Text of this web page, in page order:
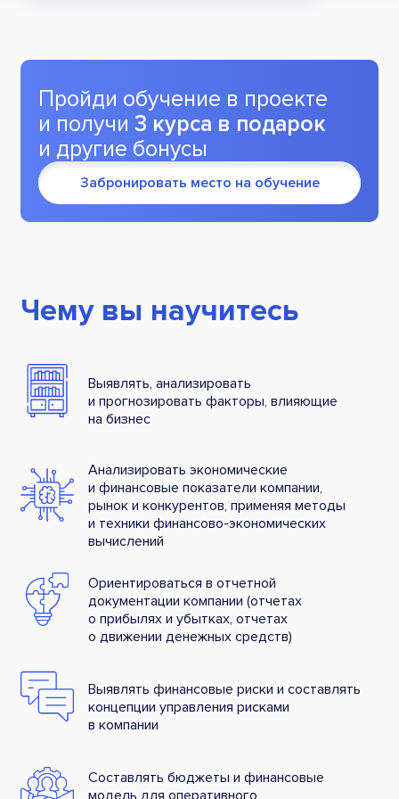
Пройди обучение в проекте
и получи 3 курса в подарок
и другие бонусы
Забронировать место на обучение
Чему вы научитесь
Выявлять, анализировать
и прогнозировать факторы, влияющие
на бизнес
Анализировать экономические
и финансовые показатели компании,
рынок и конкурентов, применяя методы
и техники финансово-экономических
вычислений
Ориентироваться в отчетной
документации компании (отчетах
о прибылях и убытках, отчетах
о движении денежных средств)
Выявлять финансовые риски и составлять
концепции управления рисками
в компании
Составлять бюджеты и финансовые
модель для оперативного